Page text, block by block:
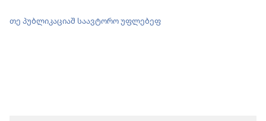
თე პუბლიკაციაშ საავტორო უფლებეფ